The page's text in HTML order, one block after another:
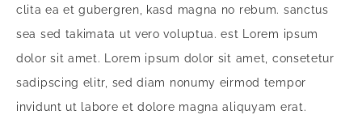
clita ea et gubergren, kasd magna no rebum. sanctus
sea sed takimata ut vero voluptua. est Lorem ipsum
dolor sit amet. Lorem ipsum dolor sit amet, consetetur
sadipscing elitr, sed diam nonumy eirmod tempor
invidunt ut labore et dolore magna aliquyam erat.